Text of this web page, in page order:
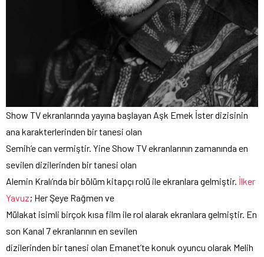
Show TV ekranlarında yayına başlayan Aşk Emek İster dizisinin
ana karakterlerinden bir tanesi olan
Semih’e can vermiştir. Yine Show TV ekranlarının zamanında en
sevilen dizilerinden bir tanesi olan
Alemin Kralı’nda bir bölüm kitapçı rolü ile ekranlara gelmiştir. İlker
Yavuz; Her Şeye Rağmen ve
Mülakat isimli birçok kısa film ile rol alarak ekranlara gelmiştir. En
son Kanal 7 ekranlarının en sevilen
dizilerinden bir tanesi olan Emanet’te konuk oyuncu olarak Melih